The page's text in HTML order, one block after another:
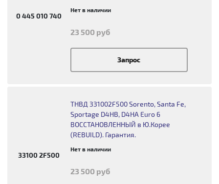
0 445 010 740
Нет в наличии
23 500 руб
Запрос
33100 2F500
ТНВД 331002F500 Sorento, Santa Fe,
Sportage D4HB, D4HA Euro 6
ВОССТАНОВЛЕННЫЙ в Ю.Корее
(REBUILD). Гарантия.
Нет в наличии
23 500 руб